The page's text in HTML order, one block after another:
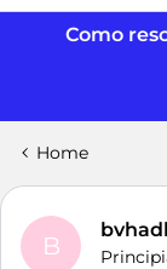
Como
Home
B